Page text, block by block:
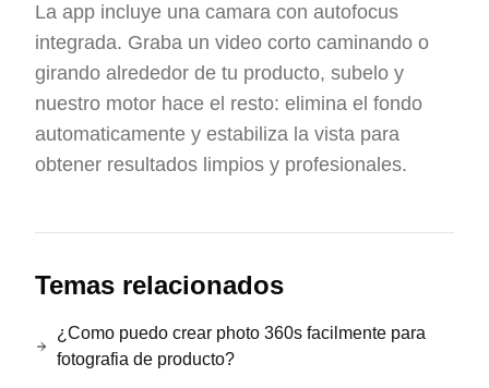
La app incluye una camara con autofocus
integrada. Graba un video corto caminando o
girando alrededor de tu producto, subelo y
nuestro motor hace el resto: elimina el fondo
automaticamente y estabiliza la vista para
obtener resultados limpios y profesionales.
Temas relacionados
¿Como puedo crear photo 360s facilmente para
fotografia de producto?